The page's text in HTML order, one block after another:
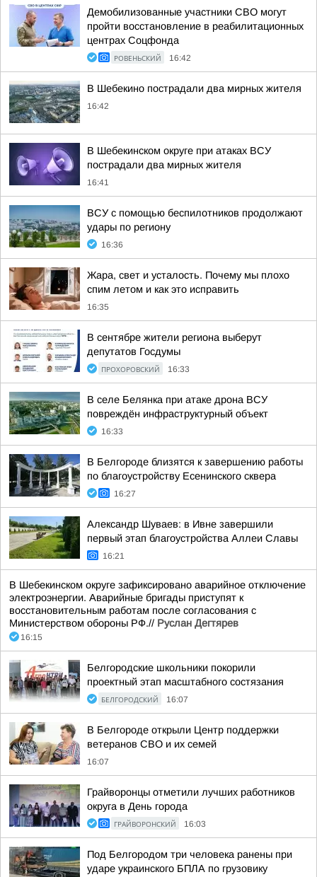
Демобилизованные участники СВО могут
пройти восстановление в реабилитационных
центрах Соцфонда
РОВЕНЬСКИЙ 16:42
В Шебекино пострадали два мирных жителя
16:42
В Шебекинском округе при атаках ВСУ
пострадали два мирных жителя
16:41
ВСУ с помощью беспилотников продолжают
удары по региону
16:36
Жара, свет и усталость. Почему мы плохо
спим летом и как это исправить
16:35
В сентябре жители региона выберут
депутатов Госдумы
ПРОХОРОВСКИЙ 16:33
В селе Белянка при атаке дрона ВСУ
повреждён инфраструктурный объект
16:33
В Белгороде близятся к завершению работы
по благоустройству Есенинского сквера
16:27
Александр Шуваев: в Ивне завершили
первый этап благоустройства Аллеи Славы
16:21
В Шебекинском округе зафиксировано аварийное отключение
электроэнергии. Аварийные бригады приступят к
восстановительным работам после согласования с
Министерством обороны РФ.// Руслан Дегтярев
16:15
Белгородские школьники покорили
проектный этап масштабного состязания
БЕЛГОРОДСКИЙ 16:07
В Белгороде открыли Центр поддержки
ветеранов СВО и их семей
16:07
Грайворонцы отметили лучших работников
округа в День города
ГРАЙВОРОНСКИЙ 16:03
Под Белгородом три человека ранены при
ударе украинского БПЛА по грузовику